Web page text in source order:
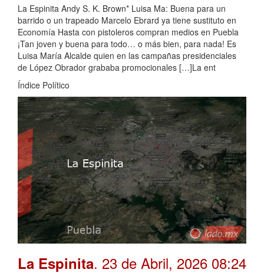
La Espinita Andy S. K. Brown* Luisa Ma: Buena para un
barrido o un trapeado Marcelo Ebrard ya tiene sustituto en
Economía Hasta con pistoleros compran medios en Puebla
¡Tan joven y buena para todo… o más bien, para nada! Es
Luisa María Alcalde quien en las campañas presidenciales
de López Obrador grababa promocionales […]La ent
Índice Político
La Espinita. 23 de Abril, 2026 08:24